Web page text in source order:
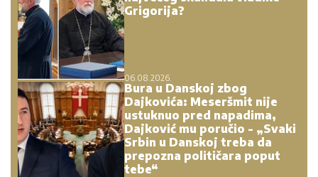
Grigorija?
06.08.2026.
Bura u Danskoj zbog
Dajkovića: Meseršmit nije
ustuknuo pred napadima,
Dajković mu poručio - „Svaki
Srbin u Danskoj treba da
prepozna političara poput
tebe“